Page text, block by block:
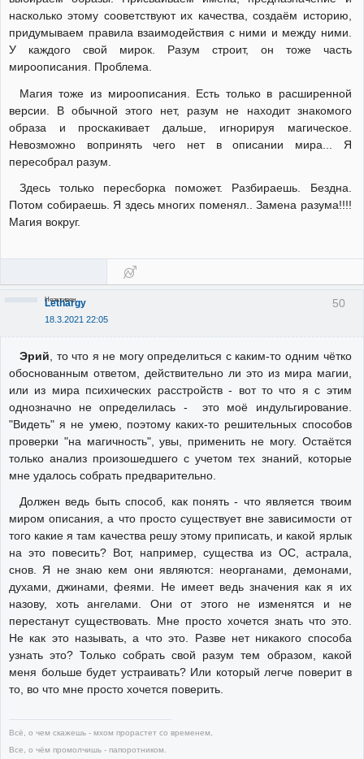
насколько этому сооветствуют их качества, создаём историю,
придумываем правила взаимодействия с ними и между ними.
У каждого свой мирок. Разум строит, он тоже часть
мироописания. Проблема.
Магия тоже из мироописания. Есть только в расширенной
версии. В обычной этого нет, разум не находит знакомого
образа и проскакивает дальше, игнорируя магическое.
Невозможно вопринять чего нет в описании мира... Я
пересобрал разум.
Здесь только пересборка поможет. Разбираешь. Бездна.
Потом собираешь. Я здесь многих поменял.. Замена разума!!!!
Магия вокруг.
50
Lethargy
18.3.2021 22:05
Неактивен
Эрий , то что я не могу определиться с каким-то одним чётко
обоснованным ответом, действительно ли это из мира магии,
или из мира психических расстройств - вот то что я с этим
однозначно не определилась - это моё индульгирование.
"Видеть" я не умею, поэтому каких-то решительных способов
проверки "на магичность", увы, применить не могу. Остаётся
только анализ произошедшего с учетом тех знаний, которые
мне удалось собрать предварительно.
Должен ведь быть способ, как понять - что является твоим
миром описания, а что просто существует вне зависимости от
того какие я там качества решу этому приписать, и какой ярлык
на это повесить? Вот, например, существа из ОС, астрала,
снов. Я не знаю кем они являются: неорганами, демонами,
духами, джинами, феями. Не имеет ведь значения как я их
назову, хоть ангелами. Они от этого не изменятся и не
перестанут существовать. Мне просто хочется знать что это.
Не как это называть, а что это. Разве нет никакого способа
узнать это? Только собрать свой разум тем образом, какой
меня больше будет устраивать? Или который легче поверит в
то, во что мне просто хочется поверить.
Всё, о чем скажешь - мхом прорастет со временем,
Все, о чём промолчишь - папоротником.